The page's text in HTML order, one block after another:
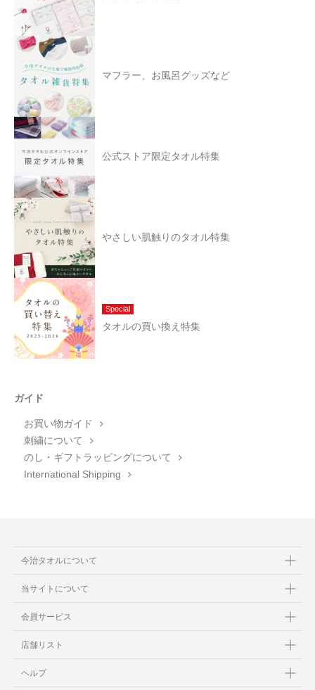
マフラー、お風呂グッズなど
公式ストア限定タオル特集
やさしい肌触りのタオル特集
Special
タオルの買い換え特集
ガイド
お買い物ガイド
刺繍について
のし・ギフトラッピングについて
International Shipping
今治タオルについて
当サイトについて
会員サービス
店舗リスト
ヘルプ